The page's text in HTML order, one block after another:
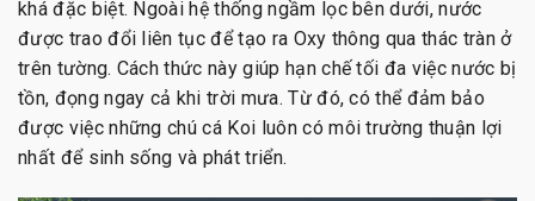
khá đặc biệt. Ngoài hệ thống ngầm lọc bên dưới, nước
được trao đổi liên tục để tạo ra Oxy thông qua thác tràn ở
trên tường. Cách thức này giúp hạn chế tối đa việc nước bị
tồn, đọng ngay cả khi trời mưa. Từ đó, có thể đảm bảo
được việc những chú cá Koi luôn có môi trường thuận lợi
nhất để sinh sống và phát triển.